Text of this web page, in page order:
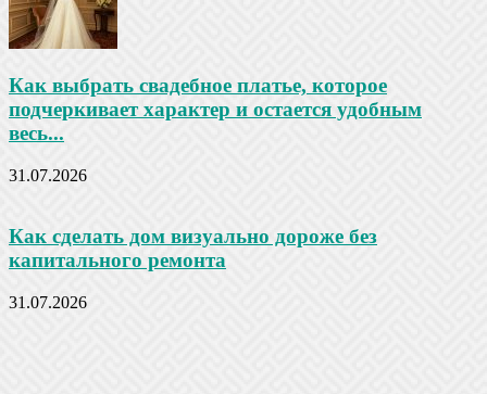
Как выбрать свадебное платье, которое
подчеркивает характер и остается удобным
весь...
31.07.2026
Как сделать дом визуально дороже без
капитального ремонта
31.07.2026